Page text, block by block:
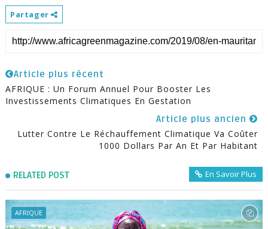
Partager
Article plus récent
AFRIQUE : Un Forum Annuel Pour Booster Les
Investissements Climatiques En Gestation
Article plus ancien
Lutter Contre Le Réchauffement Climatique Va Coûter
1000 Dollars Par An Et Par Habitant
RELATED POST En Savoir Plus
AFRIQUE